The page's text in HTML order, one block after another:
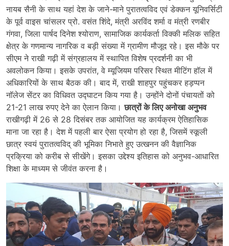
नायब सैनी के साथ यहां देश के जाने-माने पुरातत्वविद एवं डेक्कन यूनिवर्सिटी
के पूर्व वाइस चांसलर प्रो. वसंत शिंदे, मंत्री अरविंद शर्मा व मंत्री रणबीर
गंगवा, जिला पार्षद दिनेश श्योराण, सामाजिक कार्यकर्ता विक्की मलिक सहित
क्षेत्र के गणमान्य नागरिक व बड़ी संख्या में ग्रामीण मौजूद रहे। इस मौके पर
सीएम ने राखी गढ़ी में संग्रहालय में स्थापित विशेष प्रदर्शनी का भी
अवलोकन किया। इसके उपरांत, वे म्यूजियम परिसर स्थित मीटिंग हॉल में
अधिकारियों के साथ बैठक की। बाद में, राखी शाहपुर पहुंचकर हड़प्पन
नॉलेज सेंटर का विधिवत उद्घाटन किय गया है। उन्होंने दोनों पंचायतों को
21-21 लाख रुपए देने का ऐलान किया।छात्रों के लिए अनोखा अनुभव
राखीगढ़ी में 26 से 28 दिसंबर तक आयोजित यह कार्यक्रम ऐतिहासिक
माना जा रहा है। देश में पहली बार ऐसा प्रयोग हो रहा है, जिसमें स्कूली
छात्र स्वयं पुरातत्वविद् की भूमिका निभाते हुए उत्खनन की वैज्ञानिक
प्रक्रिया को करीब से सीखेंगे। इसका उद्देश्य इतिहास को अनुभव-आधारित
शिक्षा के माध्यम से जीवंत करना है।